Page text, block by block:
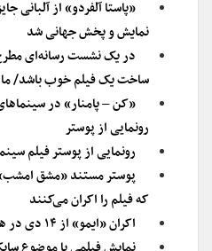
«پاستا آلفردو» از آلبانی
نمایش و پخش جهانی شد
در یک نشست رسانه‌ای
ساخت یک فیلم خوب باشد/ ما
«کن – پامنار» در
رونمایی از پوستر
رونمایی از پوستر فیلم
پوستر مستند «مشق
که فیلم را اکران می‌کنند
اکران «ایمو» از ۱۴ دی در هنر و تجربه / رونمایی از پوستر